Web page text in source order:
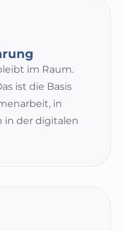
im Raum.
ist die Basis
in
in der digitalen